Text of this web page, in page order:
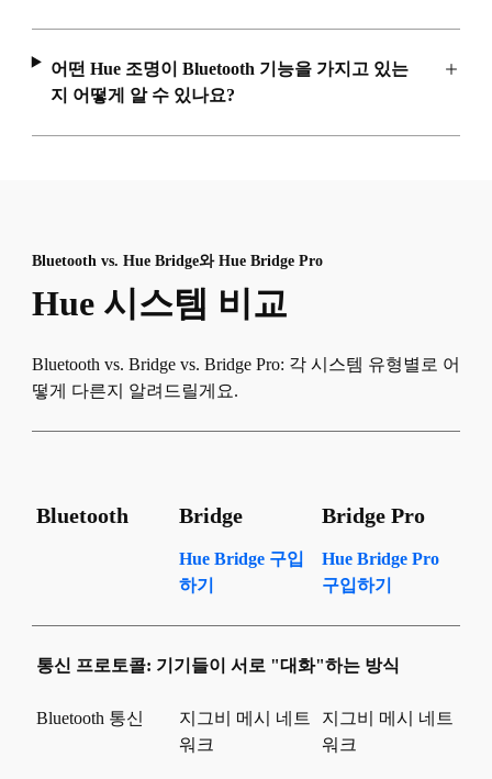
어떤 Hue 조명이 Bluetooth 기능을 가지고 있는
지 어떻게 알 수 있나요?
Bluetooth vs. Hue Bridge와 Hue Bridge Pro
Hue 시스템 비교
Bluetooth vs. Bridge vs. Bridge Pro: 각 시스템 유형별로 어
떻게 다른지 알려드릴게요.
Bluetooth Bridge
Hue Bridge 구입
하기
Bridge Pro
Hue Bridge Pro
구입하기
통신 프로토콜: 기기들이 서로 "대화"하는 방식
Bluetooth 통신
지그비 메시 네트
워크
지그비 메시 네트
워크